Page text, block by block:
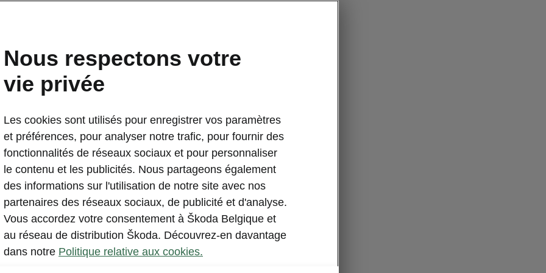
que vous recherchiez
du véhicule
extérieures et intérieures, volume du coffre.
Nous respectons votre
vie privée
Les cookies sont utilisés pour enregistrer vos paramètres
et préférences, pour analyser notre trafic, pour fournir des
fonctionnalités de réseaux sociaux et pour personnaliser
le contenu et les publicités. Nous partageons également
des informations sur l'utilisation de notre site avec nos
partenaires des réseaux sociaux, de publicité et d'analyse.
Vous accordez votre consentement à Škoda Belgique et
au réseau de distribution Škoda. Découvrez-en davantage
dans notre Politique relative aux cookies.